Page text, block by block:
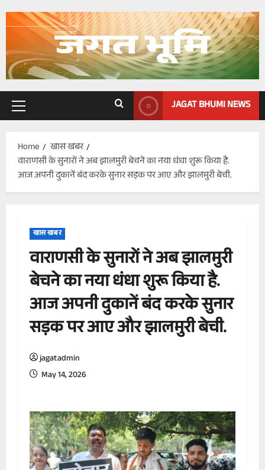
Primary
JAGAT BHUMI NEWS
Home
खास खबर
वाराणसी के सुनारों ने अब झालमुरी बेचने का नया धंधा शुरू किया है.
आज अपनी दुकानें बंद करके सुनार सड़क पर आए और झालमुरी बेची.
खास खबर
वाराणसी के सुनारों ने अब झालमुरी
बेचने का नया धंधा शुरू किया है.
आज अपनी दुकानें बंद करके सुनार
सड़क पर आए और झालमुरी बेची.
jagatadmin
May 14, 2026